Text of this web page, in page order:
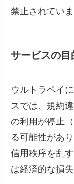
禁止されていま
サービスの目
ウルトラペイ
スでは、規約
の利用が停止
る可能性があ
信用秩序を乱
は経済的な損